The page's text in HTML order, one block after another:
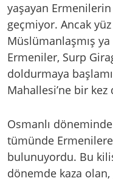
yaşayan Ermenilerin
geçmiyor. Ancak
Müslümanlaşmış ya
Ermeniler, Surp
doldurmaya
Mahallesi’ne bir
Osmanlı
tümünde
bulunuyordu. Bu
dönemde kaza